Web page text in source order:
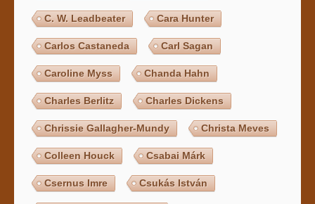
C. W. Leadbeater Cara Hunter
Carlos Castaneda Carl Sagan
Caroline Myss Chanda Hahn
Charles Berlitz Charles Dickens
Chrissie Gallagher-Mundy Christa Meves
Colleen Houck Csabai Márk
Csernus Imre Csukás István